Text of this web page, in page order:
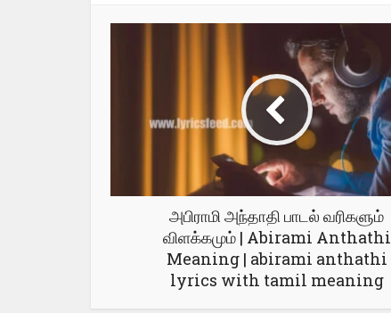
அபிராமி அந்தாதி பாடல் வரிகளும்
விளக்கமும் | Abirami Anthathi
Meaning | abirami anthathi
lyrics with tamil meaning